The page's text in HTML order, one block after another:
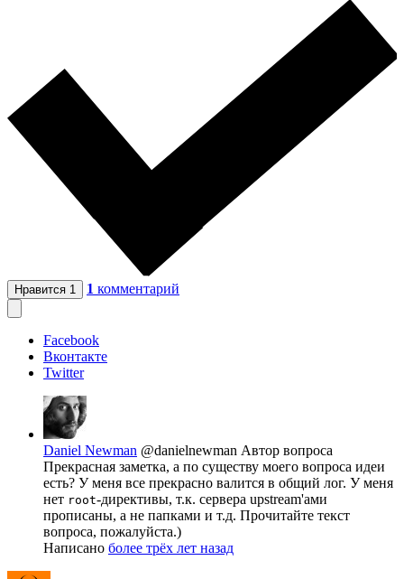
Нравится 1 1 комментарий
Facebook
Вконтакте
Twitter
Daniel Newman @danielnewman Автор вопроса
Прекрасная заметка, а по существу моего вопроса идеи
есть? У меня все прекрасно валится в общий лог. У меня
нет root-директивы, т.к. сервера upstream'ами
прописаны, а не папками и т.д. Прочитайте текст
вопроса, пожалуйста.)
Написано более трёх лет назад